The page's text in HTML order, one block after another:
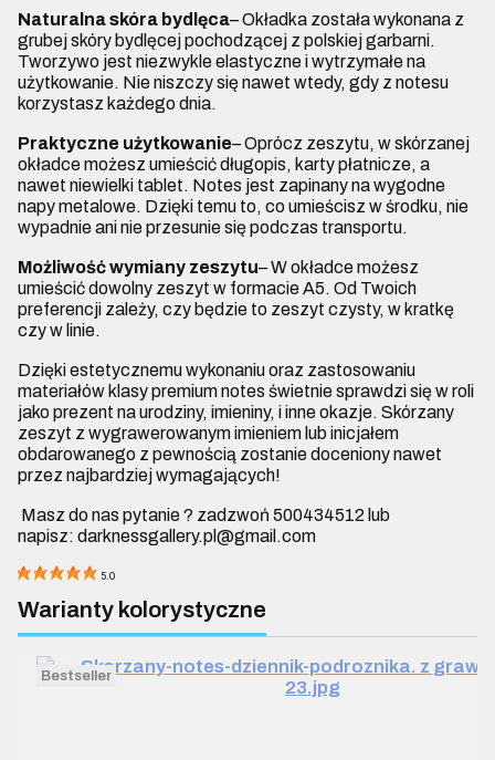
Naturalna skóra bydlęca– Okładka została wykonana z
grubej skóry bydlęcej pochodzącej z polskiej garbarni.
Tworzywo jest niezwykle elastyczne i wytrzymałe na
użytkowanie. Nie niszczy się nawet wtedy, gdy z notesu
korzystasz każdego dnia.
Praktyczne użytkowanie– Oprócz zeszytu, w skórzanej
okładce możesz umieścić długopis, karty płatnicze, a
nawet niewielki tablet. Notes jest zapinany na wygodne
napy metalowe. Dzięki temu to, co umieścisz w środku, nie
wypadnie ani nie przesunie się podczas transportu.
Możliwość wymiany zeszytu– W okładce możesz
umieścić dowolny zeszyt w formacie A5. Od Twoich
preferencji zależy, czy będzie to zeszyt czysty, w kratkę
czy w linie.
Dzięki estetycznemu wykonaniu oraz zastosowaniu
materiałów klasy premium notes świetnie sprawdzi się w roli
jako prezent na urodziny, imieniny, i inne okazje. Skórzany
zeszyt z wygrawerowanym imieniem lub inicjałem
obdarowanego z pewnością zostanie doceniony nawet
przez najbardziej wymagających!
Masz do nas pytanie ? zadzwoń 500434512 lub
napisz: darknessgallery.pl@gmail.com
5.0
Warianty kolorystyczne
Bestseller